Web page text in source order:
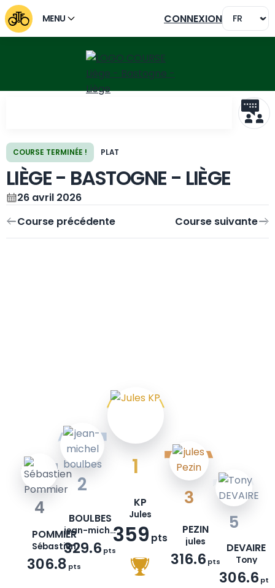
MENU CONNEXION
COURSE TERMINÉE ! PLAT
LIÈGE - BASTOGNE - LIÈGE
26 avril 2026
Course précédente Course suivante
1
KP
Jules
359 pts
2
BOULBES
jean-michel
329.6 pts
3
PEZIN
jules
316.6 pts
4
POMMIER
Sébastien
306.8 pts
5
DEVAIRE
Tony
306.6 pts